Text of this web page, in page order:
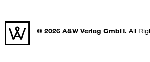
© 2026 A&W Verlag GmbH. All